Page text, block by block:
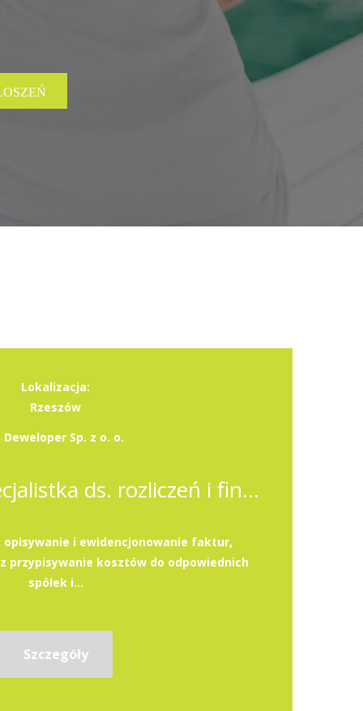
Lokalizacja:
Rzeszów
Deweloper Sp. z o. o.
Specjalista / Specjalistka ds. rozliczeń i finansów
i ewidencjonowanie faktur,
przypisywanie kosztów do odpowiednich
spółek i...
Szczegóły